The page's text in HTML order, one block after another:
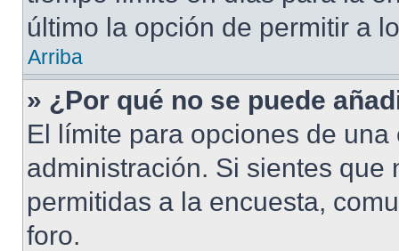
último la opción de permitir a
Arriba
» ¿Por qué no se puede
El límite para opciones de
administración. Si sientes
permitidas a la encuesta,
foro.